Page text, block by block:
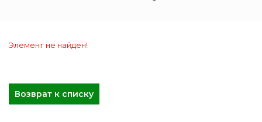
Элемент не найден!
Возврат к списку